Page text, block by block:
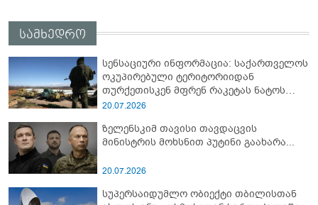
სამხედრო
სენსაციური ინფორმაცია: საქართველოს
ოკუპირებული ტერიტორიიდან
თურქეთისკენ მფრენ რაკეტას ნატოს
სამიტი კინაღამ ჩაუშლია
20.07.2026
ზელენსკიმ თავისი თავდაცვის
მინისტრის მოხსნით პუტინი გაახარა...
20.07.2026
სუპერსაიდუმლო ობიექტი თბილისთან